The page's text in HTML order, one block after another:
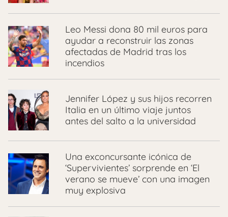
Leo Messi dona 80 mil euros para
ayudar a reconstruir las zonas
afectadas de Madrid tras los
incendios
Jennifer López y sus hijos recorren
Italia en un último viaje juntos
antes del salto a la universidad
Una exconcursante icónica de
‘Supervivientes’ sorprende en ‘El
verano se mueve’ con una imagen
muy explosiva